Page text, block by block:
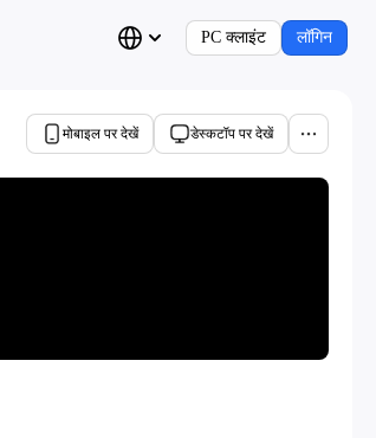
PC क्लाइंट लॉगिन
मोबाइल पर देखें डेस्कटॉप पर देखें